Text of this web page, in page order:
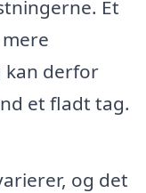
Et
kan derfor
et fladt tag.
og det